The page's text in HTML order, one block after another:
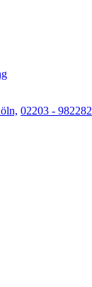
02203 - 982282